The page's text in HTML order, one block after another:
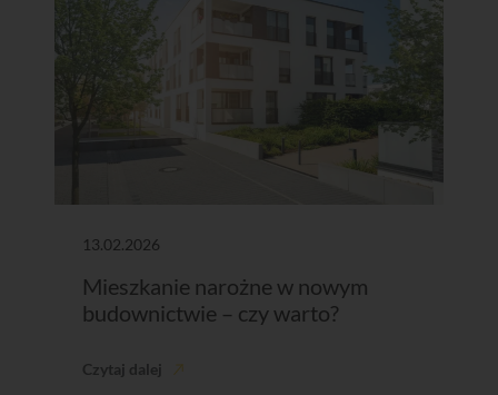
13.02.2026
Mieszkanie narożne w nowym
budownictwie – czy warto?
Czytaj dalej